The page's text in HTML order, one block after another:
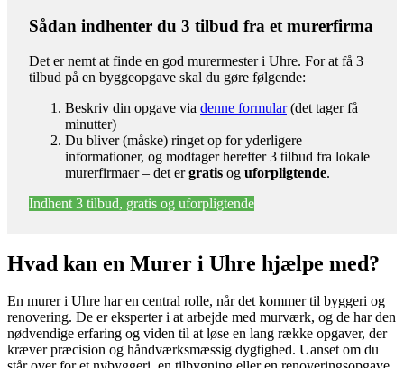
Sådan indhenter du 3 tilbud fra et murerfirma
Det er nemt at finde en god murermester i Uhre. For at få 3
tilbud på en byggeopgave skal du gøre følgende:
Beskriv din opgave via denne formular(det tager få
minutter)
Du bliver (måske) ringet op for yderligere
informationer, og modtager herefter 3 tilbud fra lokale
murerfirmaer – det ergratis og uforpligtende.
Indhent 3 tilbud, gratis og uforpligtende
Hvad kan en Murer i Uhre hjælpe med?
En murer i Uhre har en central rolle, når det kommer til byggeri og
renovering. De er eksperter i at arbejde med murværk, og de har den
nødvendige erfaring og viden til at løse en lang række opgaver, der
kræver præcision og håndværksmæssig dygtighed. Uanset om du